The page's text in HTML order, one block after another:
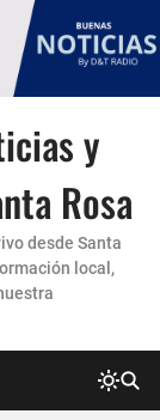
y
Rosa
desde Santa
local,
con carácter”
AMENA...
Matrículas 2025 IALPA- Estan abiertas las matrículas para Jardin de Infantes.